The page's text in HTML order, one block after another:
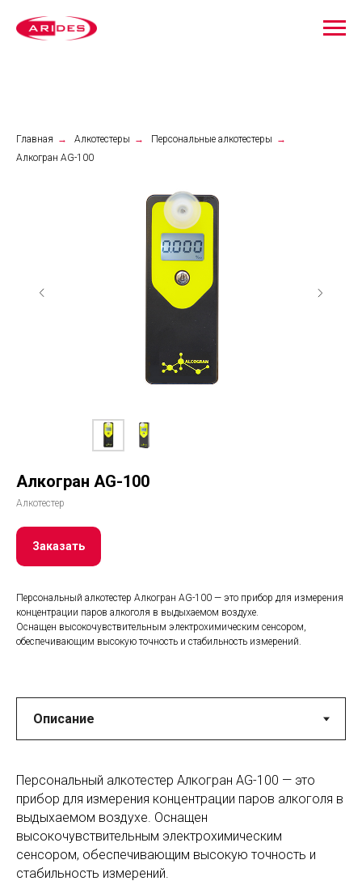
Главная → Алкотестеры → Персональные алкотестеры →
Алкогран АG-100
Алкогран AG-100
Алкотестер
Заказать
Персональный алкотестер Алкогран AG-100 — это прибор для измерения
концентрации паров алкоголя в выдыхаемом воздухе.
Оснащен высокочувствительным электрохимическим сенсором,
обеспечивающим высокую точность и стабильность измерений.
Персональный алкотестер Алкогран AG-100 — это
прибор для измерения концентрации паров алкоголя в
выдыхаемом воздухе. Оснащен
высокочувствительным электрохимическим
сенсором, обеспечивающим высокую точность и
стабильность измерений.